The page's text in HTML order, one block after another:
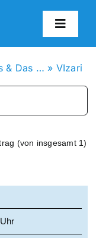
& Das … » VIzari
(von insgesamt 1)